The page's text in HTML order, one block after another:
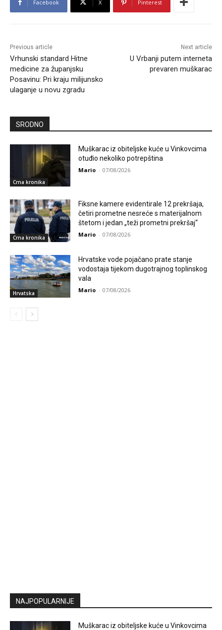
Facebook X Pinterest
Previous article
Vrhunski standard Hitne
medicine za županjsku
Posavinu: Pri kraju milijunsko
ulaganje u novu zgradu
Next article
U Vrbanji putem interneta
prevaren muškarac
SRODNO
Crna kronika
Muškarac iz obiteljske kuće u Vinkovcima
otuđio nekoliko potrepština
Mario - 07/08/2026
Crna kronika
Fiksne kamere evidentirale 12 prekršaja,
četiri prometne nesreće s materijalnom
štetom i jedan „teži prometni prekršaj“
Mario - 07/08/2026
Hrvatska
Hrvatske vode pojačano prate stanje
vodostaja tijekom dugotrajnog toplinskog
vala
Mario - 07/08/2026
NAJPOPULARNIJE
Muškarac iz obiteljske kuće u Vinkovcima